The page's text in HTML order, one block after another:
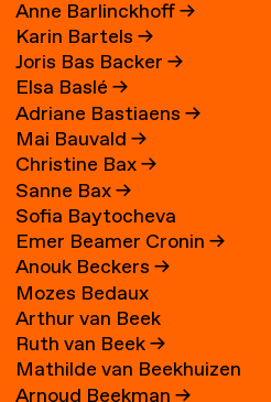
Martínez
Anne Barlinckhoff→
Karin Bartels→
Joris Bas Backer→
Elsa Baslé→
Adriane Bastiaens→
Mai Bauvald→
Christine Bax→
Sanne Bax→
Sofia Baytocheva
Iordanova
Emer Beamer Cronin→
Anouk Beckers→
Mozes Bedaux
Arthur van Beek
Ruth van Beek→
Mathilde van Beekhuizen
Arnoud Beekman→